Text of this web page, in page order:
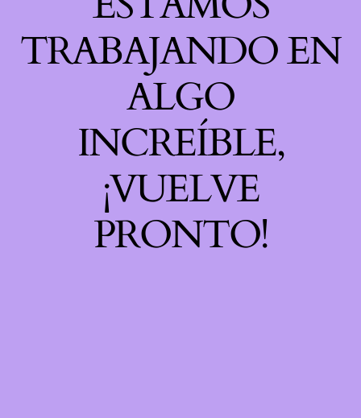
TRABAJANDO EN
ALGO
INCREÍBLE,
¡VUELVE
PRONTO!